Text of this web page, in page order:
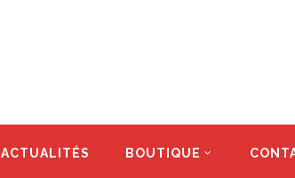
ACTUALITÉS BOUTIQUE